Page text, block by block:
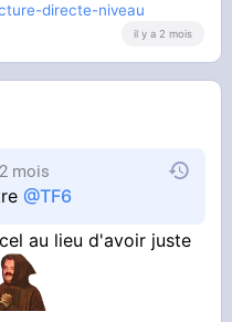
directe-niveau
il y a 2 mois
2 mois
@TF6
au lieu d'avoir juste